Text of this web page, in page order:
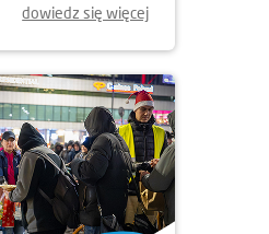
dowiedz się więcej